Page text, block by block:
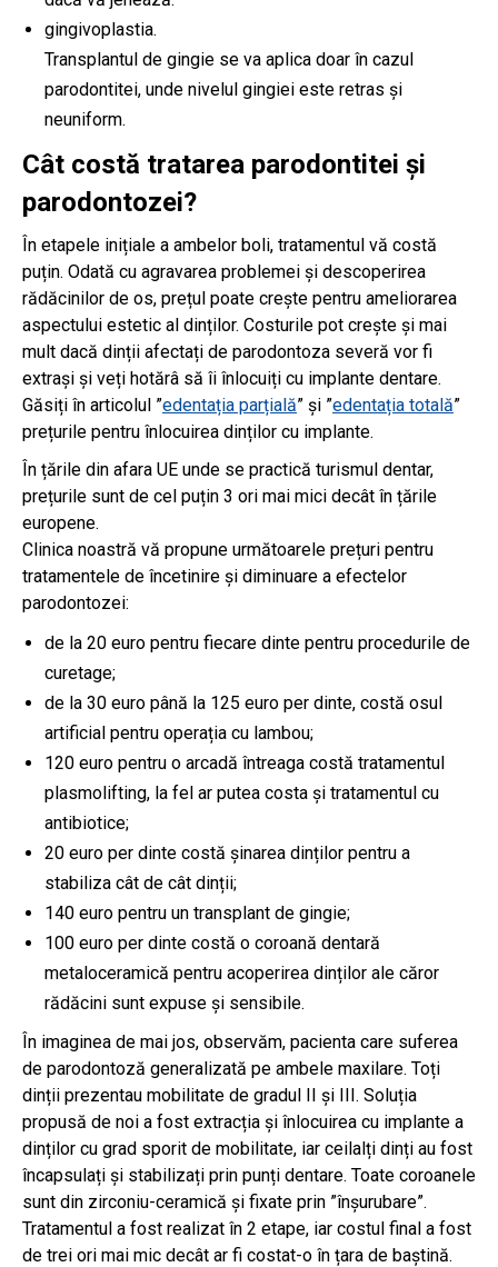
gingivoplastia.
Transplantul de gingie se va aplica doar în cazul
parodontitei, unde nivelul gingiei este retras și
neuniform.
Cât costă tratarea parodontitei și
parodontozei?
În etapele inițiale a ambelor boli, tratamentul vă costă
puțin. Odată cu agravarea problemei și descoperirea
rădăcinilor de os, prețul poate crește pentru ameliorarea
aspectului estetic al dinților. Costurile pot crește și mai
mult dacă dinții afectați de parodontoza severă vor fi
extrași și veți hotărâ să îi înlocuiți cu implante dentare.
Găsiți în articolul ”edentația parțială” și ”edentația totală”
prețurile pentru înlocuirea dinților cu implante.
În țările din afara UE unde se practică turismul dentar,
prețurile sunt de cel puțin 3 ori mai mici decât în țările
europene.
Clinica noastră vă propune următoarele prețuri pentru
tratamentele de încetinire și diminuare a efectelor
parodontozei:
de la 20 euro pentru fiecare dinte pentru procedurile de
curetage;
de la 30 euro până la 125 euro per dinte, costă osul
artificial pentru operația cu lambou;
120 euro pentru o arcadă întreaga costă tratamentul
plasmolifting, la fel ar putea costa și tratamentul cu
antibiotice;
20 euro per dinte costă șinarea dinților pentru a
stabiliza cât de cât dinții;
140 euro pentru un transplant de gingie;
100 euro per dinte costă o coroană dentară
metaloceramică pentru acoperirea dinților ale căror
rădăcini sunt expuse și sensibile.
În imaginea de mai jos, observăm, pacienta care suferea
de parodontoză generalizată pe ambele maxilare. Toți
dinții prezentau mobilitate de gradul II și III. Soluția
propusă de noi a fost extracția și înlocuirea cu implante a
dinților cu grad sporit de mobilitate, iar ceilalți dinți au fost
încapsulați și stabilizați prin punți dentare. Toate coroanele
sunt din zirconiu-ceramică și fixate prin ”înșurubare”.
Tratamentul a fost realizat în 2 etape, iar costul final a fost
de trei ori mai mic decât ar fi costat-o în țara de baștină.